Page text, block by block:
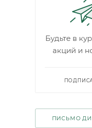
Будьте в
акций и
ПИСЬМО